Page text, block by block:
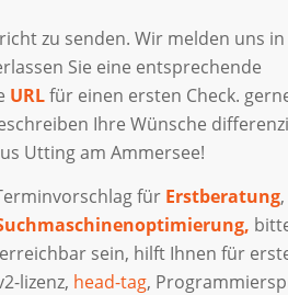
zu senden. Wir melden uns
Sie eine entsprechende
URLfür einen ersten Check.
Ihre Wünsche
Utting am Ammersee!
für Erstberatung,
sein, hilft Ihnen für
lizenz, head-tag,